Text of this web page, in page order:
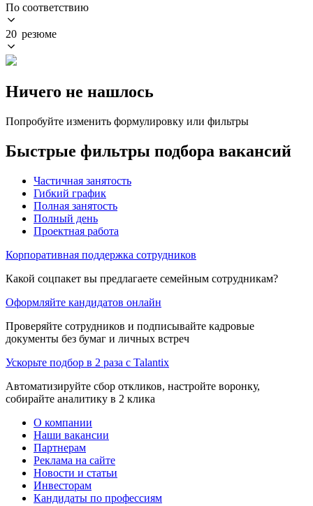
По соответствию
20 резюме
Ничего не нашлось
Попробуйте изменить формулировку или фильтры
Быстрые фильтры подбора вакансий
Частичная занятость
Гибкий график
Полная занятость
Полный день
Проектная работа
Корпоративная поддержка сотрудников
Какой соцпакет вы предлагаете семейным сотрудникам?
Оформляйте кандидатов онлайн
Проверяйте сотрудников и подписывайте кадровые
документы без бумаг и личных встреч
Ускорьте подбор в 2 раза с Talantix
Автоматизируйте сбор откликов, настройте воронку,
собирайте аналитику в 2 клика
О компании
Наши вакансии
Партнерам
Реклама на сайте
Новости и статьи
Инвесторам
Кандидаты по профессиям